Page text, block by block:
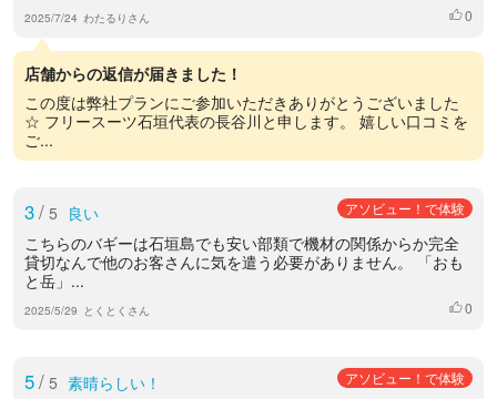
2025/7/24 わたるりさん いいね
0
店舗からの返信が届きました！
この度は弊社プランにご参加いただきありがとうございました
☆ フリースーツ石垣代表の長谷川と申します。 嬉しい口コミを
ご...
3/ 5 良い アソビュー！で体験
こちらのバギーは石垣島でも安い部類で機材の関係からか完全
貸切なんで他のお客さんに気を遣う必要がありません。 「おも
と岳」...
2025/5/29 とくとくさん いいね
0
5/ 5 素晴らしい！ アソビュー！で体験